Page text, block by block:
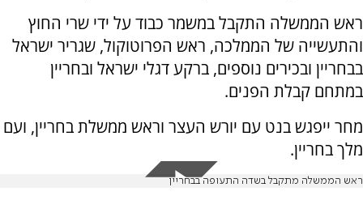
ראש הממשלה התקבל במשמר כבוד על ידי שרי החוץ
והתעשייה של הממלכה, ראש הפרוטוקול, שגריר ישראל
בבחריין ובכירים נוספים, ברקע דגלי ישראל ובחריין
במתחם קבלת הפנים.
מחר ייפגש בנט עם יורש העצר וראש ממשלת בחריין, ועם
מלך בחריין.
ראש הממשלה מתקבל בשדה התעופה בבחריין